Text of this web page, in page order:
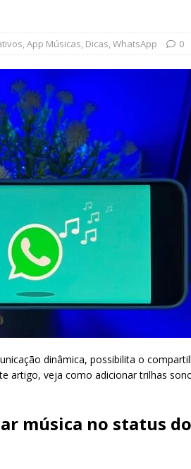
,App Músicas, Dicas,WhatsApp 0
dinâmica, possibilita o
artigo, veja como adicionar trilhas
música no status do